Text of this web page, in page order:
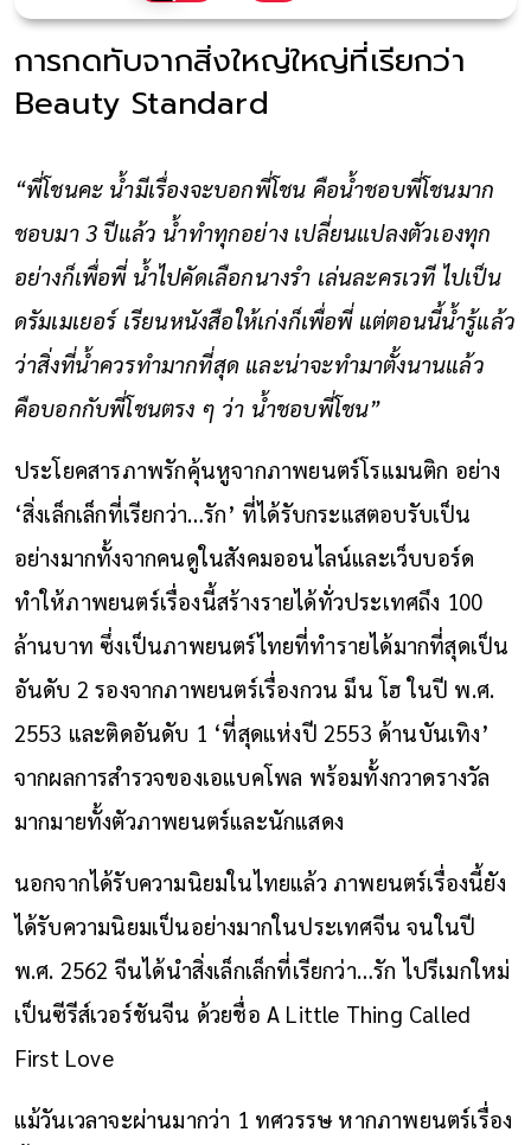
การกดทับจากสิ่งใหญ่ใหญ่ที่เรียกว่า
Beauty Standard
“พี่โชนคะ น้ำมีเรื่องจะบอกพี่โชน คือน้ำชอบพี่โชนมาก
ชอบมา 3 ปีแล้ว น้ำทำทุกอย่าง เปลี่ยนแปลงตัวเองทุก
อย่างก็เพื่อพี่ น้ำไปคัดเลือกนางรำ เล่นละครเวที ไปเป็น
ดรัมเมเยอร์ เรียนหนังสือให้เก่งก็เพื่อพี่ แต่ตอนนี้น้ำรู้แล้ว
ว่าสิ่งที่น้ำควรทำมากที่สุด และน่าจะทำมาตั้งนานแล้ว
คือบอกกับพี่โชนตรง ๆ ว่า น้ำชอบพี่โชน”
ประโยคสารภาพรักคุ้นหูจากภาพยนตร์โรแมนติก อย่าง
‘สิ่งเล็กเล็กที่เรียกว่า…รัก’ ที่ได้รับกระแสตอบรับเป็น
อย่างมากทั้งจากคนดูในสังคมออนไลน์และเว็บบอร์ด
ทำให้ภาพยนตร์เรื่องนี้สร้างรายได้ทั่วประเทศถึง 100
ล้านบาท ซึ่งเป็นภาพยนตร์ไทยที่ทำรายได้มากที่สุดเป็น
อันดับ 2รองจากภาพยนตร์เรื่องกวน มึน โฮ ในปี พ.ศ.
2553 และติดอันดับ 1 ‘ที่สุดแห่งปี 2553 ด้านบันเทิง’
จากผลการสำรวจของเอแบคโพล พร้อมทั้งกวาดรางวัล
มากมายทั้งตัวภาพยนตร์และนักแสดง
นอกจากได้รับความนิยมในไทยแล้ว ภาพยนตร์เรื่องนี้ยัง
ได้รับความนิยมเป็นอย่างมากในประเทศจีน จนในปี
พ.ศ. 2562 จีนได้นำสิ่งเล็กเล็กที่เรียกว่า…รัก ไปรีเมกใหม่
เป็นซีรีส์เวอร์ชันจีน ด้วยชื่อ A Little Thing Called
First Love
แม้วันเวลาจะผ่านมากว่า 1 ทศวรรษ หากภาพยนตร์เรื่อง